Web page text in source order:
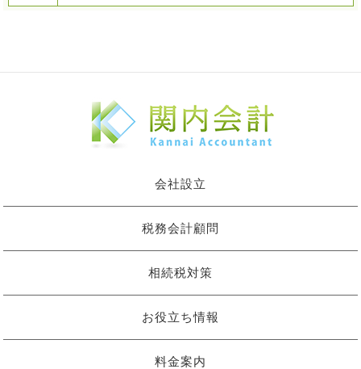
会社設立
税務会計顧問
相続税対策
お役立ち情報
料金案内